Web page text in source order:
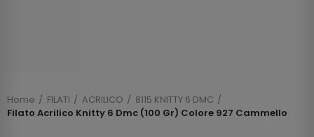
Home FILATI ACRILICO
8115 KNITTY 6 DMC
Filato Acrilico Knitty 6 Dmc (100 Gr) Colore 927 Cammello